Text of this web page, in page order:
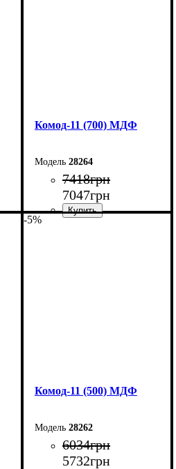
Комод-11 (700) МДФ
28264
7418грн
7047грн
-5%
Комод-11 (500) МДФ
28262
6034грн
5732грн